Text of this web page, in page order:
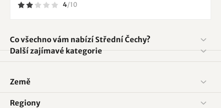
4/10
Co všechno vám nabízí Střední Čechy?
Další zajímavé kategorie
Země
Regiony